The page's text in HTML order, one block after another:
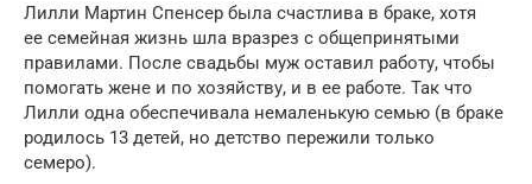
Лилли Мартин Спенсер была счастлива в браке, хотя
ее семейная жизнь шла вразрез с общепринятыми
правилами. После свадьбы муж оставил работу, чтобы
помогать жене и по хозяйству, и в ее работе. Так что
Лилли одна обеспечивала немаленькую семью (в браке
родилось 13 детей, но детство пережили только
семеро).